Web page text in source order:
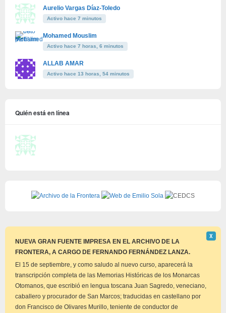
Aurelio Vargas Díaz-Toledo
Activo hace 7 minutos
Mohamed Mouslim
Activo hace 7 horas, 6 minutos
ALLAB AMAR
Activo hace 13 horas, 54 minutos
Quién está en línea
NUEVA GRAN FUENTE IMPRESA EN EL ARCHIVO DE LA
FRONTERA, A CARGO DE FERNANDO FERNÁNDEZ LANZA.
este
Χ
El 15 de septiembre, y como saludo al nuevo curso, aparecerá la
transcripción completa de las Memorias Históricas de los Monarcas
Otomanos, que escribió en lengua toscana Juan Sagredo, veneciano,
caballero y procurador de San Marcos; traducidas en castellano por
don Francisco de Olivares Murillo, teniente de conductor de